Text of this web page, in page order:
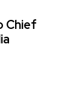
Chief